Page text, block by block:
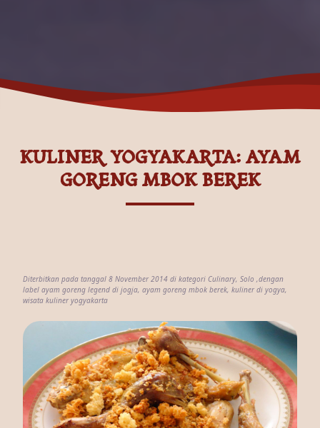
KULINER YOGYAKARTA: AYAM
GORENG MBOK BEREK
Diterbitkan pada tanggal 8 November 2014 di kategori Culinary, Solo ,dengan
label ayam goreng legend di jogja, ayam goreng mbok berek, kuliner di yogya,
wisata kuliner yogyakarta